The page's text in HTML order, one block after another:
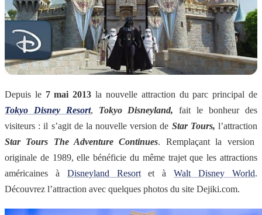
Depuis le 7 mai 2013 la nouvelle attraction du parc principal de
Tokyo Disney Resort, Tokyo Disneyland, fait le bonheur des
visiteurs : il s’agit de la nouvelle version de Star Tours, l’attraction
Star Tours The Adventure Continues. Remplaçant la version
originale de 1989, elle bénéficie du même trajet que les attractions
américaines à Disneyland Resortet àWalt Disney World.
Découvrez l’attraction avec quelques photos du site Dejiki.com.